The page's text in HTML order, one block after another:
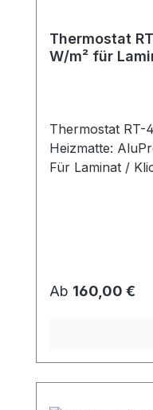
Thermostat
W/m² für
Thermostat RT-
Heizmatte:
Für Laminat /
Regulärer Preis:
Ab 160,00 €